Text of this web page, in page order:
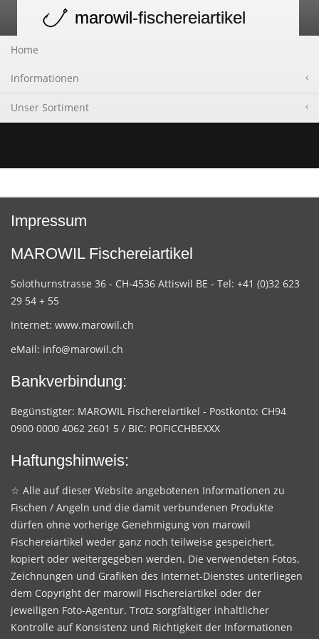
navigation
marowil-fischereiartikel
Home
Informationen
Unser Sortiment
Impressum
MAROWIL Fischereiartikel
Solothurnstrasse 36 - CH-4536 Attiswil BE - Tel: +41 (0)32 623
29 54 + 55
Internet: www.marowil.ch
eMail: info@marowil.ch
Bankverbindung:
Begünstigter: MAROWIL Fischereiartikel - Postkonto: CH94
0900 0000 4062 2601 5 / BIC: POFICCHBEXXX
Haftungshinweis:
☆ Alle auf dieser Website angebotenen Informationen zu
Fischen / Angeln und die damit verbundenen Produkte
dürfen ohne vorherige Genehmigung von marowil
Fischereiartikel weder ganz noch teilweise gespeichert,
kopiert oder weitergegeben werden. Die verwendeten Fotos,
Zeichnungen und Grafiken des Internet-Dienstes unterliegen
dem Copyright der marowil Fischereiartikel oder der
jeweiligen Foto-Agentur. Trotz sorgfältiger inhaltlicher
Kontrolle auf Konsistenz und Richtigkeit der Informationen